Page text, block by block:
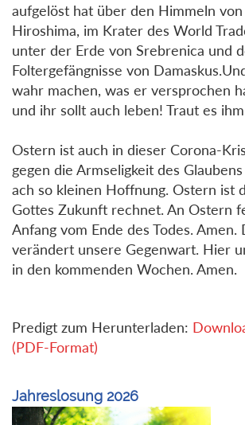
aufgelöst hat über den Himmeln
Hiroshima, im Krater des World
unter der Erde von Srebrenica und
Foltergefängnisse von
wahr machen, was er versprochen
und ihr sollt auch leben! Traut es
Ostern ist auch in dieser Corona-
gegen die Armseligkeit des
ach so kleinen Hoffnung. Ostern ist
Gottes Zukunft rechnet. An Ostern
Anfang vom Ende des Todes.
verändert unsere Gegenwart. Hier
in den kommenden Wochen. Amen.
Predigt zum Herunterladen:
(PDF-Format)
Jahreslosung 2026